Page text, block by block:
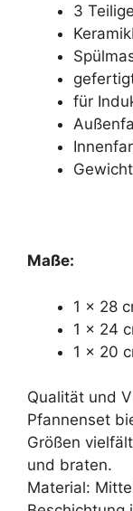
3
für
Maße:
1 x 28
1 x 24
1 x 20
Qualität und
Pfannenset
Größen
und braten.
Material: